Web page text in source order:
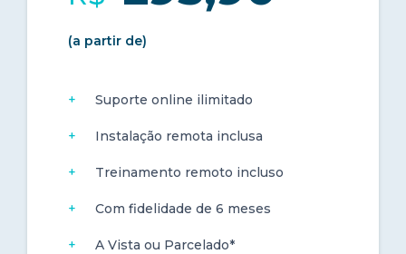
(a partir de)
Suporte online ilimitado
Instalação remota inclusa
Treinamento remoto incluso
Com fidelidade de 6 meses
A Vista ou Parcelado*